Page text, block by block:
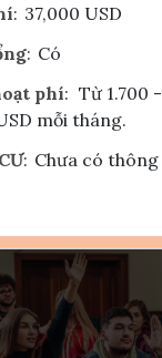
: 37,000 USD
: Có
phí: Từ 1.700 -
mỗi tháng.
: Chưa có thông
Ghi danh
Tham vấn Interlink